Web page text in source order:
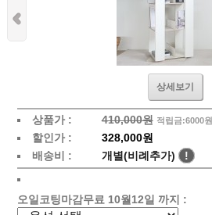
상세보기
상품가 : 410,000원 적립금:6000원
할인가 :
328,000원
배송비 :
개별(비례추가) !
오일코팅마감무료 10월12일 까지 :